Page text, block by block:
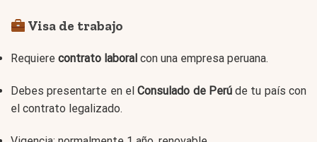
Visa de trabajo
Requiere contrato laboral con una empresa peruana.
Debes presentarte en elConsulado de Perúde tu país con
el contrato legalizado.